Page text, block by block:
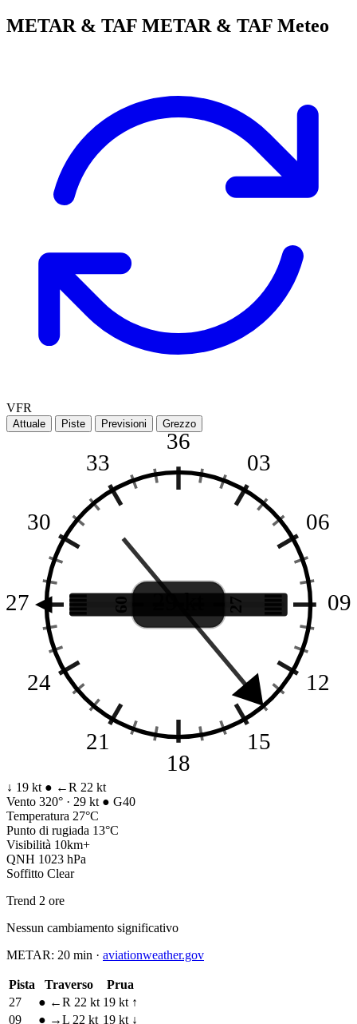
METAR & TAF METAR & TAF Meteo
VFR
Attuale Piste Previsioni Grezzo
36
03
06
09
12
15
18
21
24
27
30
33
27
09 29 kt
↓ 19 kt ● ←R 22 kt
Vento 320° · 29 kt ● G40
Temperatura 27°C
Punto di rugiada 13°C
Visibilità 10km+
QNH 1023 hPa
Soffitto Clear
Trend 2 ore
Nessun cambiamento significativo
METAR: 20 min · aviationweather.gov
Pista Traverso
Prua
27
● ←R 22 kt 19 kt ↑
09
● →L 22 kt 19 kt ↓